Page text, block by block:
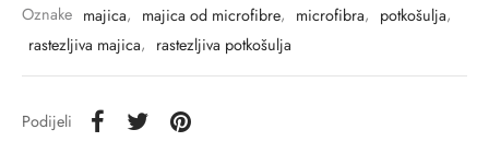
Oznake majica, majica od microfibre, microfibra, potkošulja,
rastezljiva majica, rastezljiva potkošulja
Podijeli